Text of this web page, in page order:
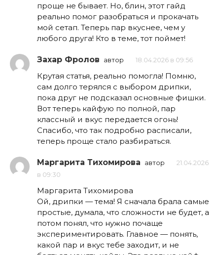
проще не бывает. Но, блин, этот гайд
реально помог разобраться и прокачать
мой сетап. Теперь пар вкуснее, чем у
любого друга! Кто в теме, тот поймет!
Захар Фролов автор 18.04.2026 в 09:56
Крутая статья, реально помогла! Помню,
сам долго терялся с выбором дрипки,
пока друг не подсказал основные фишки.
Вот теперь кайфую по полной, пар
классный и вкус передается огонь!
Спасибо, что так подробно расписали,
теперь проще стало разбираться.
Маргарита Тихомирова автор
21.04.2026
в 09:30
Маргарита Тихомирова
Ой, дрипки — тема! Я сначала брала самые
простые, думала, что сложности не будет, а
потом понял, что нужно почаще
экспериментировать. Главное — понять,
какой пар и вкус тебе заходит, и не